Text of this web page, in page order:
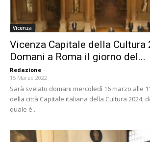
Vicenza
Vicenza Capitale della Cultura
Domani a Roma il giorno del...
Redazione -
15 Marzo 2022
Sarà svelato domani mercoledì 16 marzo alle
della città Capitale italiana della Cultura 2024,
quale è...